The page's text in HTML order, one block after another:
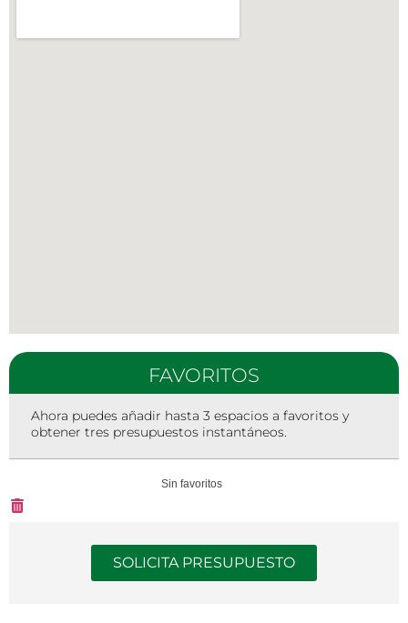
FAVORITOS
Ahora puedes añadir hasta 3 espacios a favoritos y
obtener tres presupuestos instantáneos.
Sin favoritos
SOLICITA PRESUPUESTO